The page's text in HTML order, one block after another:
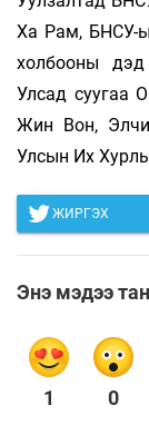
Ха Рам, БНСУ-
холбооны
Улсад суугаа
Жин Вон,
Улсын Их
ЖИРГЭХ
Энэ мэдээ
1 0